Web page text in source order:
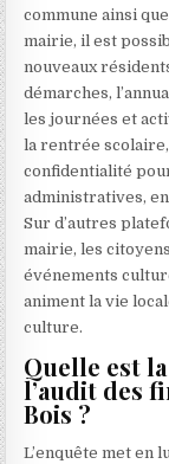
commune ainsi
mairie, il est
nouveaux
démarches,
les journées et
la rentrée scolaire,
confidentialité
administratives,
Sur d’autres
mairie, les
événements
animent la vie
culture.
Quelle est
l’audit des
Bois ?
L’enquête met en